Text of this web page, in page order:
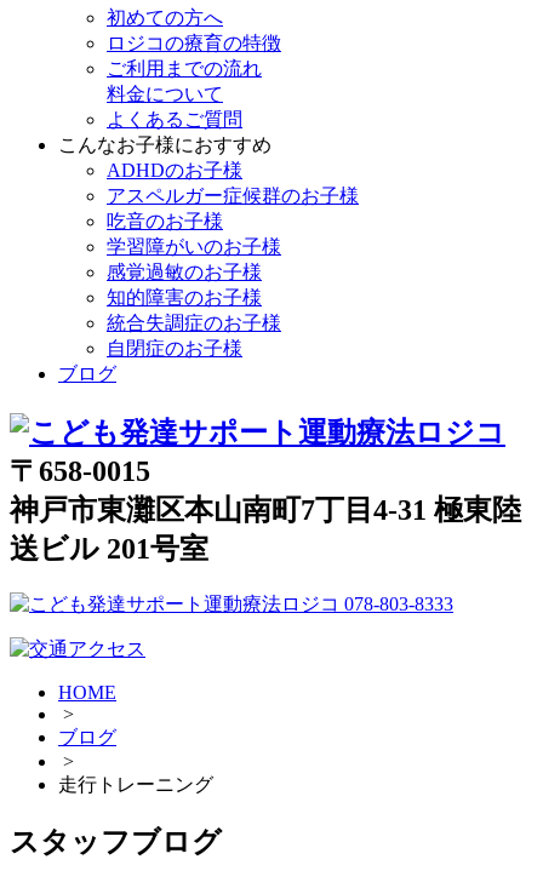
初めての方へ
ロジコの療育の特徴
ご利用までの流れ
料金について
よくあるご質問
こんなお子様におすすめ
ADHDのお子様
アスペルガー症候群のお子様
吃音のお子様
学習障がいのお子様
感覚過敏のお子様
知的障害のお子様
統合失調症のお子様
自閉症のお子様
ブログ
〒658-0015
神戸市東灘区本山南町7丁目4-31 極東陸
送ビル 201号室
HOME
>
ブログ
>
走行トレーニング
スタッフブログ